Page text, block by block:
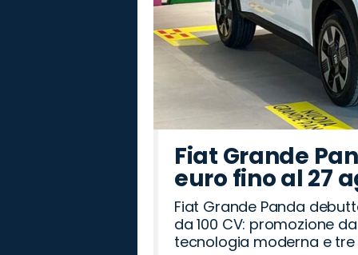
Fiat Grande
euro fino al 27
Fiat Grande Panda
da 100 CV: promozione
tecnologia moderna e